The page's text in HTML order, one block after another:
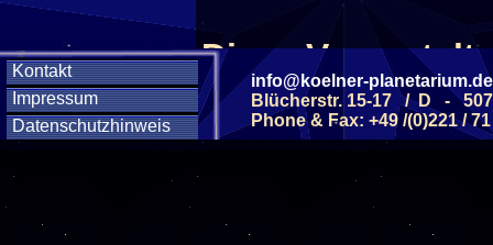
Kontakt
Impressum
Datenschutzhinweis
Diese
Wochentag
SAMSTAG
info@koelner-planetarium.de
Blücherstr. 15-17 / D -
Phone & Fax: +49 /(0)221 /